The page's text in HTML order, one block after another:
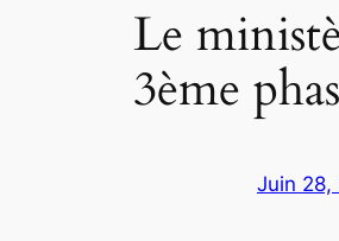
Le
3ème
Juin 28,